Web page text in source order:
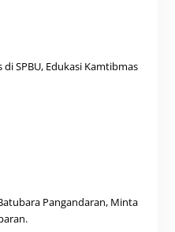
SPBU, Edukasi Kamtibmas
Pangandaran, Minta